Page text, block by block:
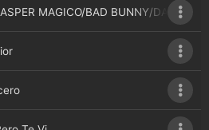
MAGICO/BAD BUNNY/DARELL/